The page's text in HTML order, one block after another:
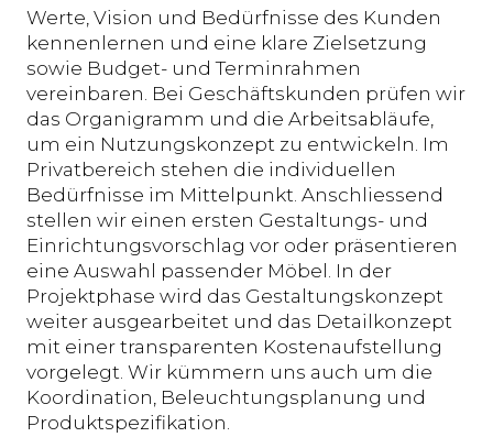
Werte, Vision und Bedürfnisse des Kunden
kennenlernen und eine klare Zielsetzung
sowie Budget- und Terminrahmen
vereinbaren. Bei Geschäftskunden prüfen wir
das Organigramm und die Arbeitsabläufe,
um ein Nutzungskonzept zu entwickeln. Im
Privatbereich stehen die individuellen
Bedürfnisse im Mittelpunkt. Anschliessend
stellen wir einen ersten Gestaltungs- und
Einrichtungsvorschlag vor oder präsentieren
eine Auswahl passender Möbel. In der
Projektphase wird das Gestaltungskonzept
weiter ausgearbeitet und das Detailkonzept
mit einer transparenten Kostenaufstellung
vorgelegt. Wir kümmern uns auch um die
Koordination, Beleuchtungsplanung und
Produktspezifikation.